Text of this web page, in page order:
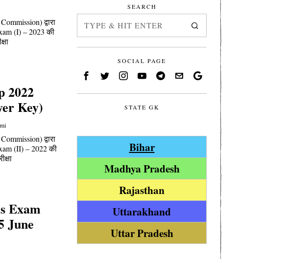
द्वारा
(I) – 2023 की
2022
Key)
द्वारा
(II) – 2022 की
Exam
June
SEARCH
SOCIAL PAGE
STATE GK
Bihar
Madhya Pradesh
Rajasthan
Uttarakhand
Uttar Pradesh